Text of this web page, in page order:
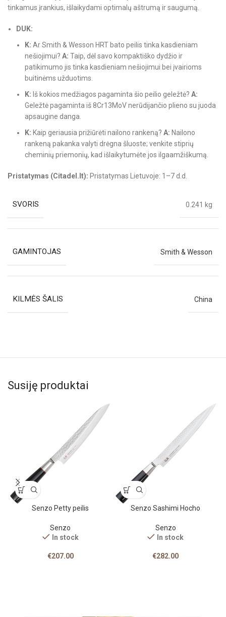
tinkamus įrankius, išlaikydami optimalų aštrumą ir saugumą.
DUK:
K: Ar Smith & Wesson HRT bato peilis tinka kasdieniam
nešiojimui? A: Taip, dėl savo kompaktiško dydžio ir
patikimumo jis tinka kasdieniam nešiojimui bei įvairioms
buitinėms užduotims.
K: Iš kokios medžiagos pagaminta šio peilio geležtė? A:
Geležtė pagaminta iš 8Cr13MoV nerūdijančio plieno su juoda
apsaugine danga.
K: Kaip geriausia prižiūrėti nailono rankeną? A: Nailono
rankeną pakanka valyti drėgna šluoste; venkite stiprių
cheminių priemonių, kad išlaikytumėte jos ilgaamžiškumą.
Pristatymas (Citadel.lt): Pristatymas Lietuvoje: 1–7 d.d.
SVORIS 0.241 kg
GAMINTOJAS Smith & Wesson
KILMĖS ŠALIS China
Susiję produktai
Senzo Petty peilis
Senzo
In stock
€207.00
Senzo Sashimi Hocho
Senzo
In stock
€282.00